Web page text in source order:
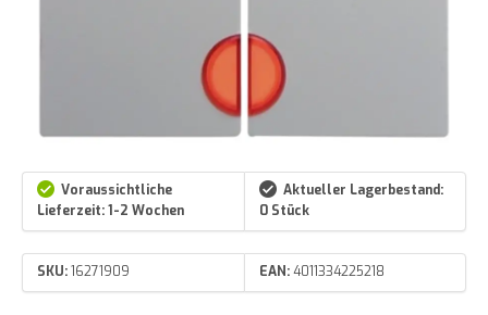
Voraussichtliche
Lieferzeit: 1-2 Wochen
Aktueller Lagerbestand:
0 Stück
SKU:16271909 EAN:4011334225218